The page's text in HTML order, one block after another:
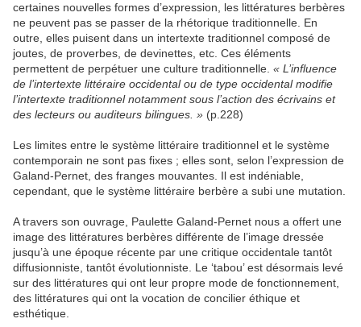
certaines nouvelles formes d’expression, les littératures berbères
ne peuvent pas se passer de la rhétorique traditionnelle. En
outre, elles puisent dans un intertexte traditionnel composé de
joutes, de proverbes, de devinettes, etc. Ces éléments
permettent de perpétuer une culture traditionnelle. « L’influence
de l’intertexte littéraire occidental ou de type occidental modifie
l’intertexte traditionnel notamment sous l’action des écrivains et
des lecteurs ou auditeurs bilingues. » (p.228)
Les limites entre le système littéraire traditionnel et le système
contemporain ne sont pas fixes ; elles sont, selon l’expression de
Galand-Pernet, des franges mouvantes. Il est indéniable,
cependant, que le système littéraire berbère a subi une mutation.
A travers son ouvrage, Paulette Galand-Pernet nous a offert une
image des littératures berbères différente de l’image dressée
jusqu’à une époque récente par une critique occidentale tantôt
diffusionniste, tantôt évolutionniste. Le ‘tabou’ est désormais levé
sur des littératures qui ont leur propre mode de fonctionnement,
des littératures qui ont la vocation de concilier éthique et
esthétique.